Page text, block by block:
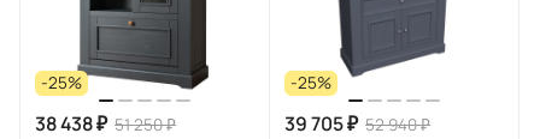
-25%
38 438 ₽ 51 250 ₽
-25%
39 705 ₽ 52 940 ₽